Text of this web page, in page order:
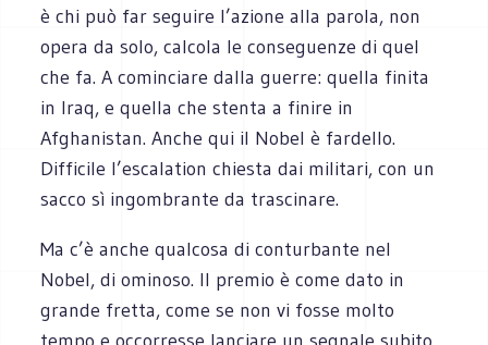
è chi può far seguire l’azione alla parola, non
opera da solo, calcola le conseguenze di quel
che fa. A cominciare dalla guerre: quella finita
in Iraq, e quella che stenta a finire in
Afghanistan. Anche qui il Nobel è fardello.
Difficile l’escalation chiesta dai militari, con un
sacco sì ingombrante da trascinare.
Ma c’è anche qualcosa di conturbante nel
Nobel, di ominoso. Il premio è come dato in
grande fretta, come se non vi fosse molto